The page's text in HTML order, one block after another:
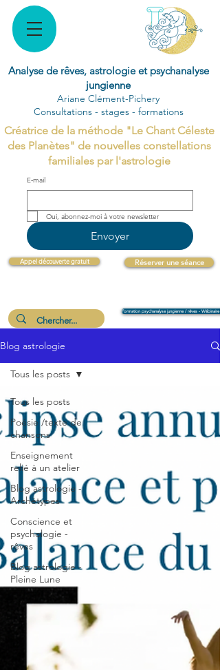
Analyse de rêves, astrologie et psychanalyse
jungienne
Ariane Clément-Pichery
Consultations - stages - formations
Créatrice de la méthode "Le Chant Céleste
des Planètes" de nouvelles constellations
familiales par l'astrologie
E‑mail
Envoyer
Appel découverte gratuit Réserver une séance
Formation psychanalyse jungienne / rêves - Wébinaire
Blog astrologie
Tous les posts
Poésie /texte de
chansons
Enseignement
relié à un atelier
Blog astrologie -
Archétypes
Conscience et
psychologie -
rêves
Blog astrologie -
Pleine Lune
Tous les posts